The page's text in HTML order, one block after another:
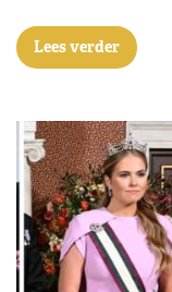
Lees verder